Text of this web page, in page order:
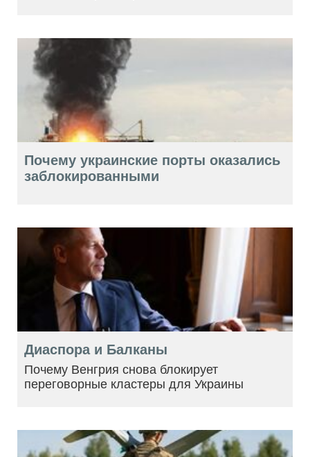
Почему украинские порты оказались
заблокированными
Диаспора и Балканы
Почему Венгрия снова блокирует
переговорные кластеры для Украины